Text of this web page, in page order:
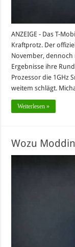
ANZEIGE - Das T-
Kraftprotz. Der
November, dennoch
Ergebnisse ihre
Prozessor die 1GHz
weitem schlägt.
Weiterlesen »
Wozu